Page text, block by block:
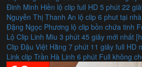
Đinh Minh Hiền lộ clip full HD 5 phút 22
Nguyễn Thị Thanh An lộ clip 6 phut tại
Đặng Ngọc Phương lộ clip bồn chứa tinh
Lộ Clip Linh Miu 3 phút 45 giây mới nhất
Clip Đậu Việt Hằng 7 phút 11 giây full HD
Link clip Trần Hà Linh 6 phút Full không